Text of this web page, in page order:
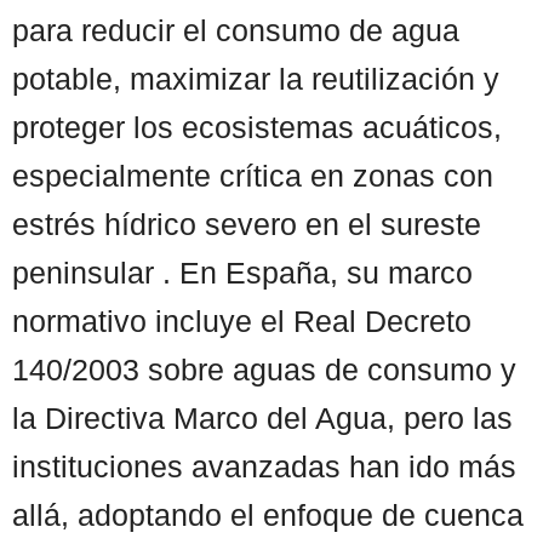
para reducir el consumo de agua
potable, maximizar la reutilización y
proteger los ecosistemas acuáticos,
especialmente crítica en zonas con
estrés hídrico severo en el sureste
peninsular . En España, su marco
normativo incluye el Real Decreto
140/2003 sobre aguas de consumo y
la Directiva Marco del Agua, pero las
instituciones avanzadas han ido más
allá, adoptando el enfoque de cuenca